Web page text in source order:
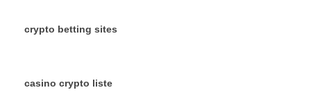
crypto betting sites
casino crypto liste